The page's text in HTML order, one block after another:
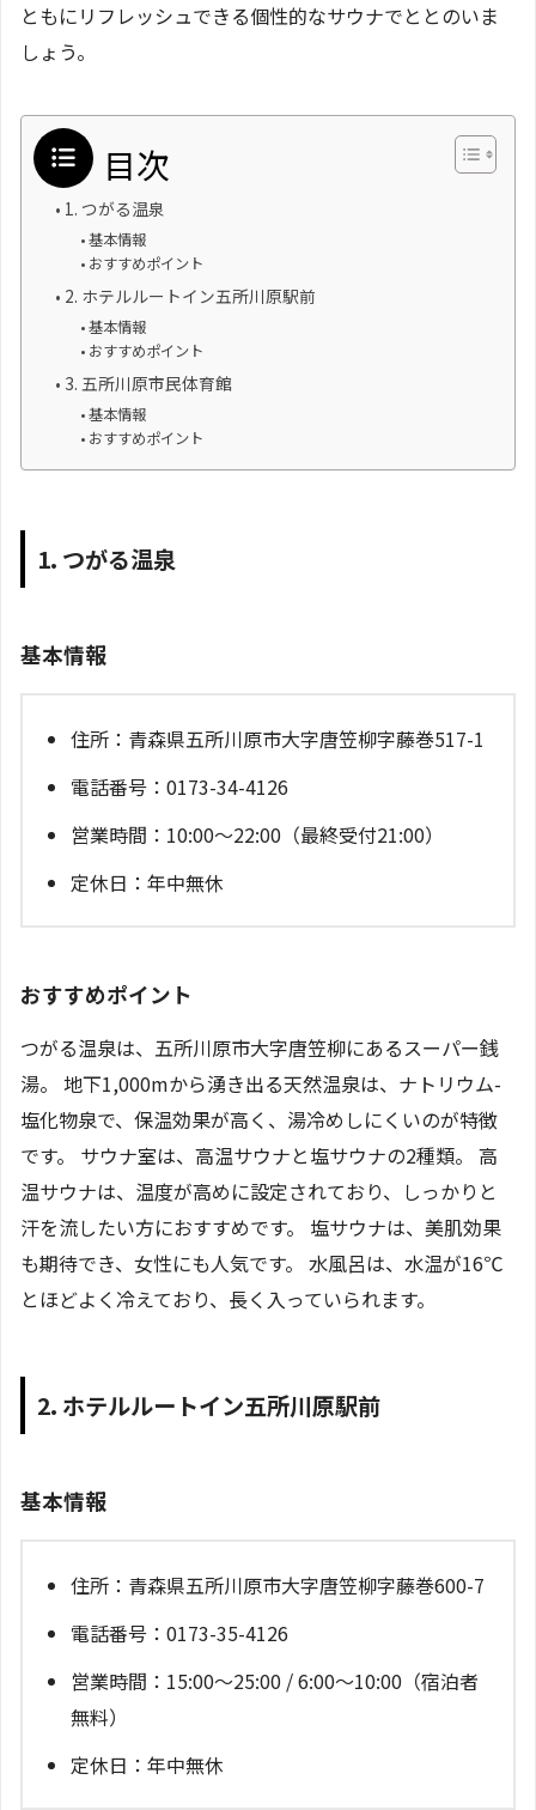
ともにリフレッシュできる個性的なサウナでととのいま
しょう。
目次
1. つがる温泉
基本情報
おすすめポイント
2. ホテルルートイン五所川原駅前
基本情報
おすすめポイント
3. 五所川原市民体育館
基本情報
おすすめポイント
1. つがる温泉
基本情報
住所：青森県五所川原市大字唐笠柳字藤巻517-1
電話番号：0173-34-4126
営業時間：10:00～22:00（最終受付21:00）
定休日：年中無休
おすすめポイント
つがる温泉は、五所川原市大字唐笠柳にあるスーパー銭
湯。 地下1,000mから湧き出る天然温泉は、ナトリウム-
塩化物泉で、保温効果が高く、湯冷めしにくいのが特徴
です。 サウナ室は、高温サウナと塩サウナの2種類。 高
温サウナは、温度が高めに設定されており、しっかりと
汗を流したい方におすすめです。 塩サウナは、美肌効果
も期待でき、女性にも人気です。 水風呂は、水温が16℃
とほどよく冷えており、長く入っていられます。
2. ホテルルートイン五所川原駅前
基本情報
住所：青森県五所川原市大字唐笠柳字藤巻600-7
電話番号：0173-35-4126
営業時間：15:00～25:00 / 6:00～10:00（宿泊者
無料）
定休日：年中無休